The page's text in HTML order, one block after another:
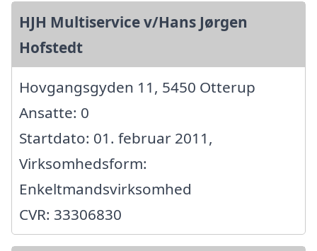
HJH Multiservice v/Hans Jørgen
Hofstedt
Hovgangsgyden 11, 5450 Otterup
Ansatte: 0
Startdato: 01. februar 2011,
Virksomhedsform:
Enkeltmandsvirksomhed
CVR: 33306830